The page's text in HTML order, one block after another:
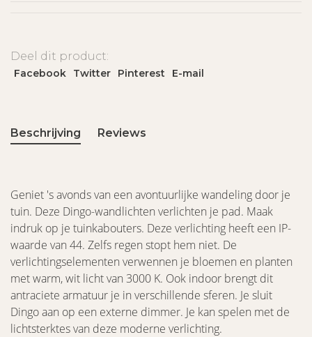
Deel dit product:
Facebook Twitter Pinterest E-mail
Beschrijving Reviews
Geniet 's avonds van een avontuurlijke wandeling door je
tuin. Deze Dingo-wandlichten verlichten je pad. Maak
indruk op je tuinkabouters. Deze verlichting heeft een IP-
waarde van 44. Zelfs regen stopt hem niet. De
verlichtingselementen verwennen je bloemen en planten
met warm, wit licht van 3000 K. Ook indoor brengt dit
antraciete armatuur je in verschillende sferen. Je sluit
Dingo aan op een externe dimmer. Je kan spelen met de
lichtsterktes van deze moderne verlichting.